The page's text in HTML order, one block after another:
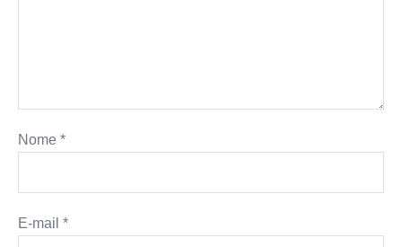
Nome *
E-mail *